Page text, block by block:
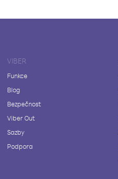
VIBER
Funkce
Blog
Bezpečnost
Viber Out
Sazby
Podpora